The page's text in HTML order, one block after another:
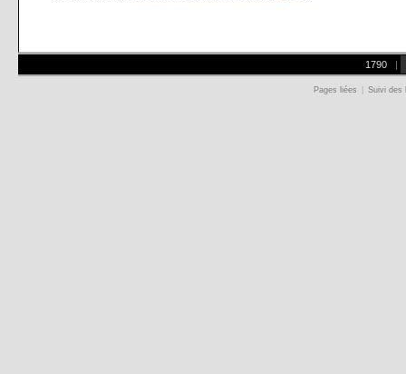
1790 |
Pages liées Suivi des